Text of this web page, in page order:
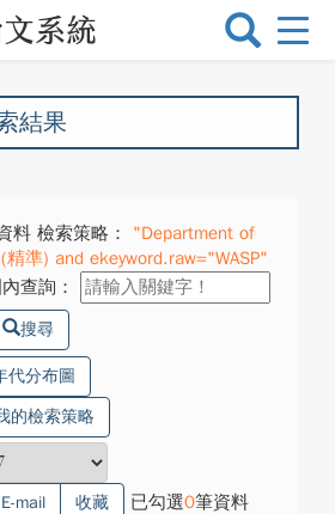
選
換
結果
料 檢索策略：
"Department of
準) and ekeyword.raw="WASP"
查詢：
搜尋
代分布圖
的檢索策略
E-mail 收藏 已勾選0筆資料